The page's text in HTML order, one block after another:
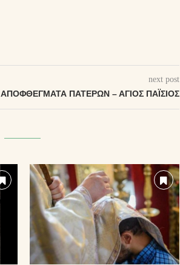
next post
ΑΠΟΦΘΈΓΜΑΤΑ ΠΑΤΈΡΩΝ – ΆΓΙΟΣ ΠΑΪ́ΣΙΟΣ